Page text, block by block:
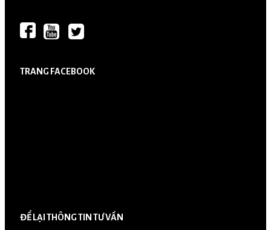
TRANG FACEBOOK
ĐỂ LẠI THÔNG TIN TƯ VẤN